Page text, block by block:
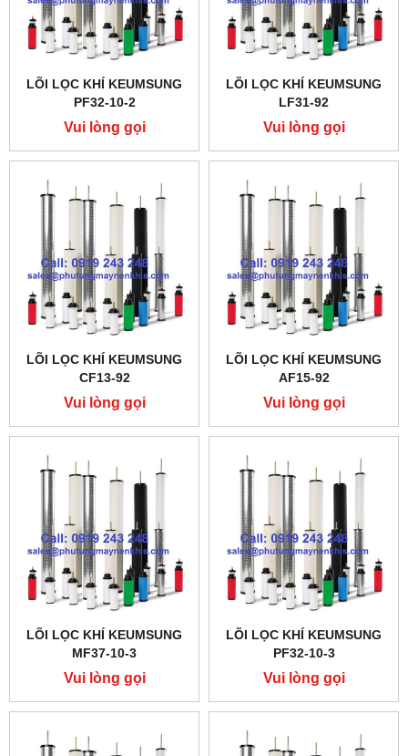
LÕI LỌC KHÍ KEUMSUNG
PF32-10-2
Vui lòng gọi
LÕI LỌC KHÍ KEUMSUNG
LF31-92
Vui lòng gọi
LÕI LỌC KHÍ KEUMSUNG
CF13-92
Vui lòng gọi
LÕI LỌC KHÍ KEUMSUNG
AF15-92
Vui lòng gọi
LÕI LỌC KHÍ KEUMSUNG
MF37-10-3
Vui lòng gọi
LÕI LỌC KHÍ KEUMSUNG
PF32-10-3
Vui lòng gọi